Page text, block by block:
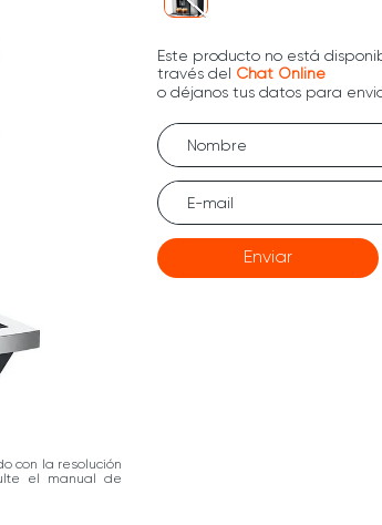
con la resolución
el manual de
Enviar